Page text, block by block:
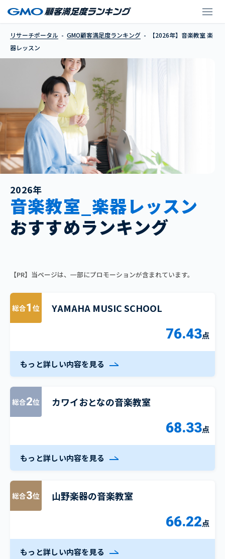
【2026年】音楽教室
リサーチポータル GMO顧客満足度ランキング
【2026年】音楽教室 楽
器レッスン
2026年
音楽教室_楽器レッスン
おすすめランキング
【PR】当ページは、一部にプロモーションが含まれています。
総合1 位 YAMAHA MUSIC SCHOOL
76.43点
もっと詳しい内容を見る
総合2位 カワイおとなの音楽教室
68.33点
もっと詳しい内容を見る
総合3位 山野楽器の音楽教室
66.22点
もっと詳しい内容を見る